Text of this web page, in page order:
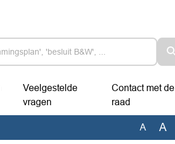
Veelgestelde
vragen
Contact met de
raad
A A